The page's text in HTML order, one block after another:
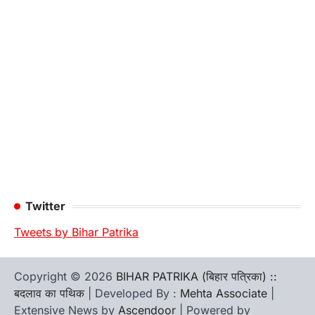
Twitter
Tweets by Bihar Patrika
Copyright © 2026 BIHAR PATRIKA (बिहार पत्रिका) ::
बदलाव का पथिक | Developed By : Mehta Associate
Extensive News by Ascendoor | Powered by